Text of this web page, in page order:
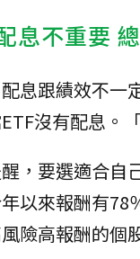
息不重要
息跟績效不一
沒有配息。
，要選適合自
以來報酬有78
險高報酬的個